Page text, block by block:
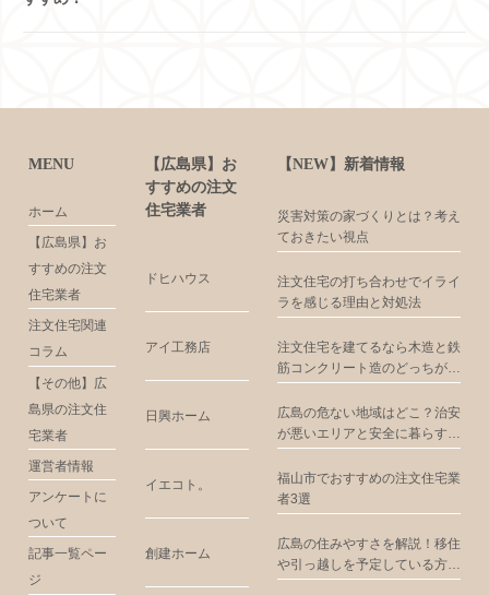
MENU
ホーム
【広島県】お
すすめの注文
住宅業者
注文住宅関連
コラム
【その他】広
島県の注文住
宅業者
運営者情報
アンケートに
ついて
記事一覧ペー
ジ
【広島県】お
すすめの注文
住宅業者
ドヒハウス
アイ工務店
日興ホーム
イエコト。
創建ホーム
【NEW】新着情報
災害対策の家づくりとは？考え
ておきたい視点
注文住宅の打ち合わせでイライ
ラを感じる理由と対処法
注文住宅を建てるなら木造と鉄
筋コンクリート造のどっちがお
広島の危ない地域はどこ？治安
が悪いエリアと安全に暮らすた
福山市でおすすめの注文住宅業
者3選
広島の住みやすさを解説！移住
や引っ越しを予定している方に